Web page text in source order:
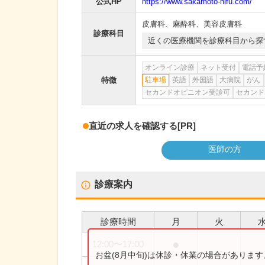
診療科目
皮膚科、 麻酔科、 美容皮膚科
近くの医療機関を診療科目から探
特徴
オンライン診療 ネット受付
電話予
駐車場
英語 外国語 大病院
がん
セカンドオピニオン受診可
セカン
直近の求人を確認する[PR]
医師の方
診療案内
診療時間 月 火
お盆(8月中旬)は休診・休業の場合がありま